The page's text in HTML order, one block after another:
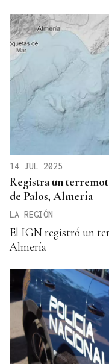
14 JUL 2025
Registra un
de Palos, Almería
LA REGIÓN
El IGN registró un
Almería